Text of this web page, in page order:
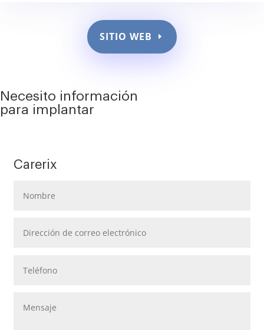
SITIO WEB
Necesito información
para implantar
Carerix